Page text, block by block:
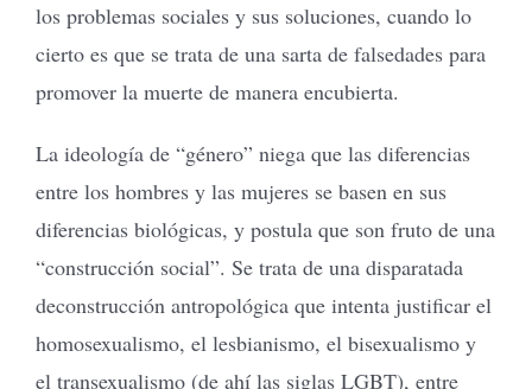
los problemas sociales y sus soluciones, cuando lo
cierto es que se trata de una sarta de falsedades para
promover la muerte de manera encubierta.
La ideología de “género” niega que las diferencias
entre los hombres y las mujeres se basen en sus
diferencias biológicas, y postula que son fruto de una
“construcción social”. Se trata de una disparatada
deconstrucción antropológica que intenta justificar el
homosexualismo, el lesbianismo, el bisexualismo y
el transexualismo (de ahí las siglas LGBT), entre